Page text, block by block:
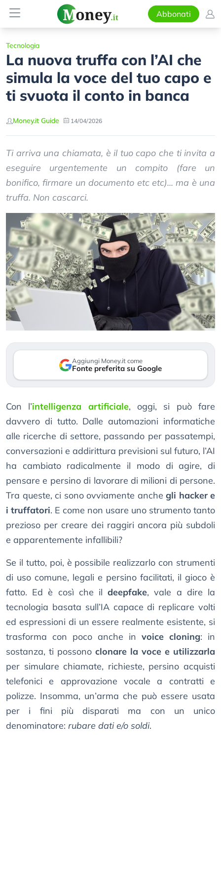
Abbonati
Tecnologia
La nuova truffa con l’AI che
simula la voce del tuo capo e
ti svuota il conto in banca
Money.it Guide 14/04/2026
Ti arriva una chiamata, è il tuo capo che ti invita a
eseguire urgentemente un compito (fare un
bonifico, firmare un documento etc etc)... ma è una
truffa. Non cascarci.
Aggiungi Money.it come
Fonte preferita su Google
Con l’intelligenza artificiale, oggi, si può fare
davvero di tutto. Dalle automazioni informatiche
alle ricerche di settore, passando per passatempi,
conversazioni e addirittura previsioni sul futuro, l’AI
ha cambiato radicalmente il modo di agire, di
pensare e persino di lavorare di milioni di persone.
Tra queste, ci sono ovviamente anche gli hacker e
i truffatori. E come non usare uno strumento tanto
prezioso per creare dei raggiri ancora più subdoli
e apparentemente infallibili?
Se il tutto, poi, è possibile realizzarlo con strumenti
di uso comune, legali e persino facilitati, il gioco è
fatto. Ed è così che ildeepfake, vale a dire la
tecnologia basata sull’IA capace di replicare volti
ed espressioni di un essere realmente esistente, si
trasforma con poco anche in voice cloning: in
sostanza, ti possono clonare la voce e utilizzarla
per simulare chiamate, richieste, persino acquisti
telefonici e approvazione vocale a contratti e
polizze. Insomma, un’arma che può essere usata
per i fini più disparati ma con un unico
denominatore: rubare dati e/o soldi.